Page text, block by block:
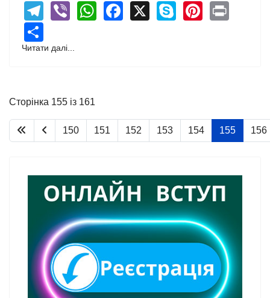
Telegram
ViberWhatsApp
Facebook
X Skype
Читати далі...
Сторінка 155 із 161
150 151 152 153 154 155 156